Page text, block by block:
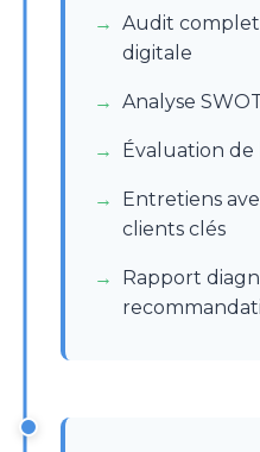
Audit
digitale
Analyse
Évaluation
Entretiens
clients clés
Rapport